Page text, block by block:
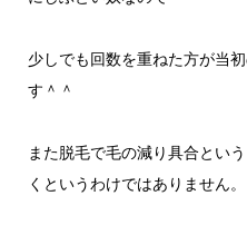
少しでも回数を重ねた方が当
す＾＾
また脱毛で毛の減り具合とい
くというわけではありません。